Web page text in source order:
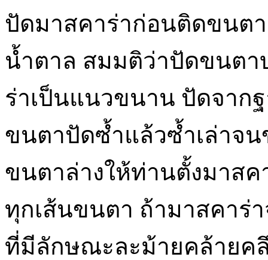
ปัดมาสคาร่าก่อนติดขนต
น้ำตาล สมมติว่าปัดขนตา
ร่าเป็นแนวขนาน ปัดจาก
ขนตาปัดซ้ำแล้วซ้ำเล่าจ
ขนตาล่างให้ท่านตั้งมาส
ทุกเส้นขนตา ถ้ามาสคาร่
ที่มีลักษณะละม้ายคล้ายค